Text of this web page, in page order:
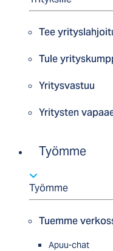
Tee
Tule
Yritysvastuu
Yritysten
Työmme
Työmme
Tuemme
Apuu-chat